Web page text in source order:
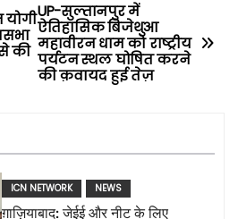
UP-सुल्तानपुर में
ऐतिहासिक बिजेथुआ
महावीरन धाम को राष्ट्रीय
पर्यटन स्थल घोषित करने
की क़वायद हुई तेज़
की
ICN NETWORK NEWS
ग़ाज़ियाबाद: जेईई और नीट के लिए